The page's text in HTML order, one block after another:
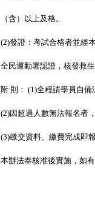
（含）以上及格。
(2)發證：考試合格者並經
全民運動署認證，核發救
附 則： (1)全程請學員自
(2)因超過人數無法報名者
(3)繳交資料、繳費完成即
本辦法奉核准後實施，如